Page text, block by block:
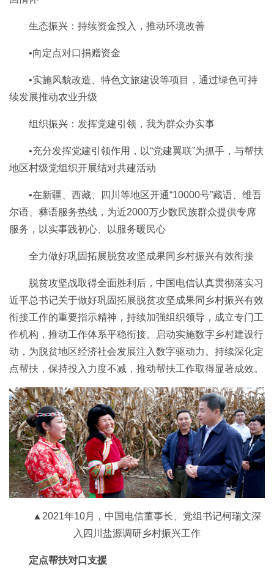
生态振兴：持续资金投入，推动环境改善
•向定点对口捐赠资金
•实施风貌改造、特色文旅建设等项目，通过绿色可持
续发展推动农业升级
组织振兴：发挥党建引领，我为群众办实事
•充分发挥党建引领作用，以“党建翼联”为抓手，与帮扶
地区村级党组织开展结对共建活动
•在新疆、西藏、四川等地区开通“10000号”藏语、维吾
尔语、彝语服务热线，为近2000万少数民族群众提供专席
服务，以实事践初心、以服务暖民心
全力做好巩固拓展脱贫攻坚成果同乡村振兴有效衔接
脱贫攻坚战取得全面胜利后，中国电信认真贯彻落实习
近平总书记关于做好巩固拓展脱贫攻坚成果同乡村振兴有效
衔接工作的重要指示精神，持续加强组织领导，成立专门工
作机构，推动工作体系平稳衔接。启动实施数字乡村建设行
动，为脱贫地区经济社会发展注入数字驱动力。持续深化定
点帮扶，保持投入力度不减，推动帮扶工作取得显著成效。
▲2021年10月，中国电信董事长、党组书记柯瑞文深
入四川盐源调研乡村振兴工作
定点帮扶对口支援